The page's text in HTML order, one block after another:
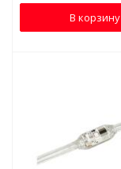
В корзину